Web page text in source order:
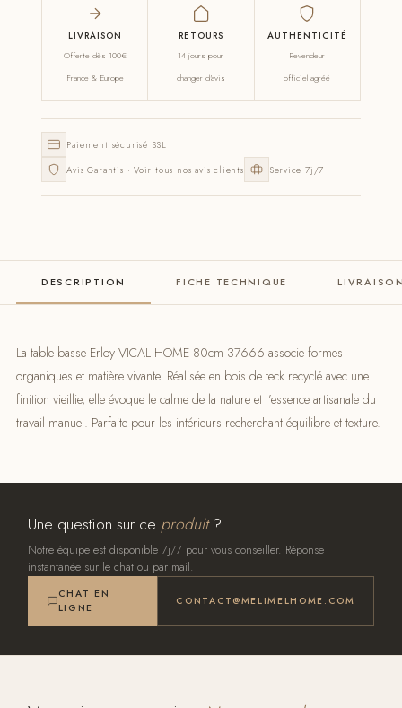
LIVRAISON
Offerte dès 100€
France & Europe
RETOURS
14 jours pour
changer d'avis
AUTHENTICITÉ
Revendeur
officiel agréé
Paiement sécurisé SSL
Avis Garantis · Voir tous nos avis clients
Service 7j/7
DESCRIPTION FICHE TECHNIQUE
La table basse Erloy VICAL HOME 80cm 37666 associe formes
organiques et matière vivante. Réalisée en bois de teck recyclé avec une
finition vieillie, elle évoque le calme de la nature et l’essence artisanale du
travail manuel. Parfaite pour les intérieurs recherchant équilibre et texture.
Une question sur ce produit?
Notre équipe est disponible 7j/7 pour vous conseiller. Réponse
instantanée sur le chat ou par mail.
CHAT EN
LIGNE
CONTACT@MELIMELHOME.COM